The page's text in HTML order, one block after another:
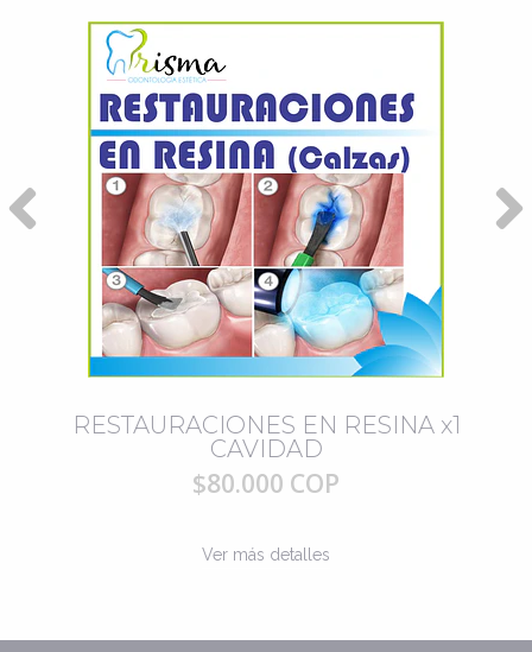
RESTAURACIONES EN RESINA x1
CAVIDAD
$80.000 COP
Ver más detalles